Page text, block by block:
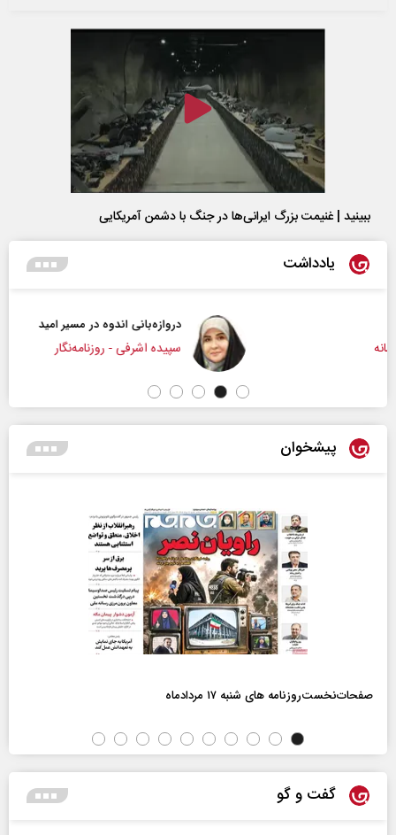
ببینید | غنیمت بزرگ ایرانی‌ها در جنگ با دشمن آمریکایی
یادداشت
دروازه‌بانی اندوه در مسیر امید
سپیده اشرفی - روزنامه‌نگار
پیشخوان
صفحات‌نخست‌روزنامه ها‌ی شنبه ۱۷ مردادماه
گفت و گو